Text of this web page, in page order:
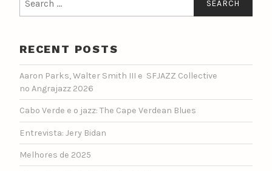
for:
RECENT POSTS
Aaron Parks, Walter Smith III e SFJAZZ Collective
no Angrajazz 2026
Cabo Verde e o jazz: The Cape Verdean Blues
Entrevista: Jery Bidan
Melhores de 2025